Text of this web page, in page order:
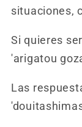
situaciones,
Si quieres
'arigatou
Las